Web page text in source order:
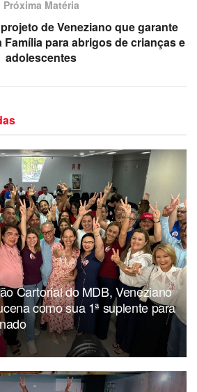
Próxima Matéria
de Veneziano que garante
para abrigos de crianças e
adolescentes
Cartorial do MDB, Veneziano
como sua 1ª suplente para